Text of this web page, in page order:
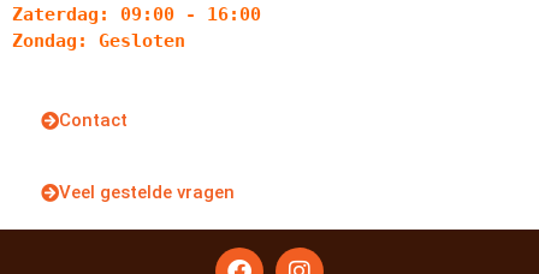
Zaterdag: 09:00 - 16:00
Zondag: Gesloten
Contact
Veel gestelde vragen